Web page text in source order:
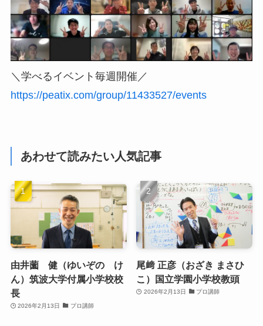
＼学べるイベント毎週開催／
https://peatix.com/group/11433527/events
あわせて読みたい人気記事
由井薗 健（ゆいぞの け
ん）筑波大学付属小学校校
長
2026年2月13日 プロ講師
尾﨑 正彦（おざき まさひ
こ）国立学園小学校教頭
2026年2月13日 プロ講師